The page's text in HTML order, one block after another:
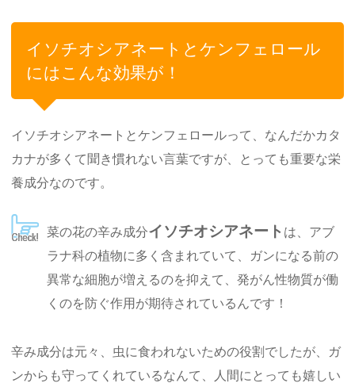
イソチオシアネートとケンフェロール
にはこんな効果が！
イソチオシアネートとケンフェロールって、なんだかカタ
カナが多くて聞き慣れない言葉ですが、とっても重要な栄
養成分なのです。
菜の花の辛み成分イソチオシアネート は、アブ
ラナ科の植物に多く含まれていて、ガンになる前の
異常な細胞が増えるのを抑えて、発がん性物質が働
くのを防ぐ作用が期待されているんです！
辛み成分は元々、虫に食われないための役割でしたが、ガ
ンからも守ってくれているなんて、人間にとっても嬉しい